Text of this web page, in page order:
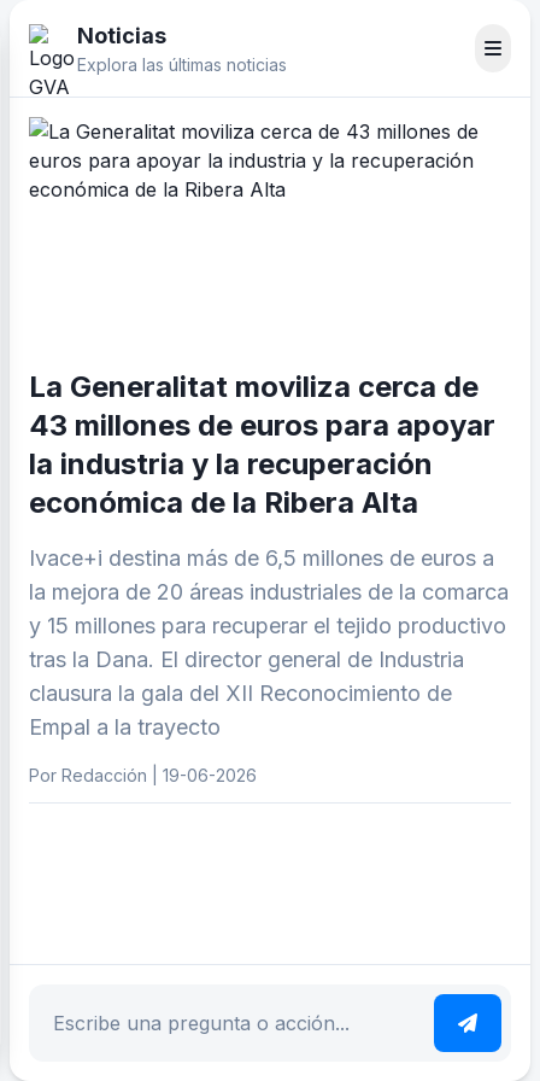
Noticias
Explora las últimas noticias
La Generalitat moviliza cerca de
43 millones de euros para apoyar
la industria y la recuperación
económica de la Ribera Alta
Ivace+i destina más de 6,5 millones de euros a
la mejora de 20 áreas industriales de la comarca
y 15 millones para recuperar el tejido productivo
tras la Dana. El director general de Industria
clausura la gala del XII Reconocimiento de
Empal a la trayecto
Por Redacción | 19-06-2026
Escribe tu pregunta